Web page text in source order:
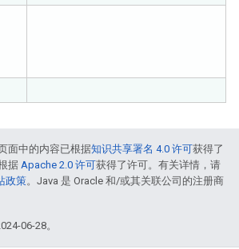
面中的内容已根据知识共享署名 4.0 许可获得了
据 Apache 2.0 许可获得了许可。有关详情，请
政策。Java 是 Oracle 和/或其关联公司的注册商
06-28。